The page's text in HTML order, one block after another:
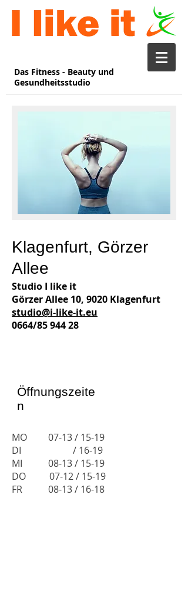
Das Fitness - Beauty und
Gesundheitsstudio
Klagenfurt, Görzer
Allee
Studio I like it
Görzer Allee 10, 9020 Klagenfurt
studio@i-like-it.eu
0664/85 944 28
Öffnungszeite
n
MO 07-13 / 15-19
DI / 16-19
MI 08-13 / 15-19
DO 07-12 / 15-19
FR 08-13 / 16-18